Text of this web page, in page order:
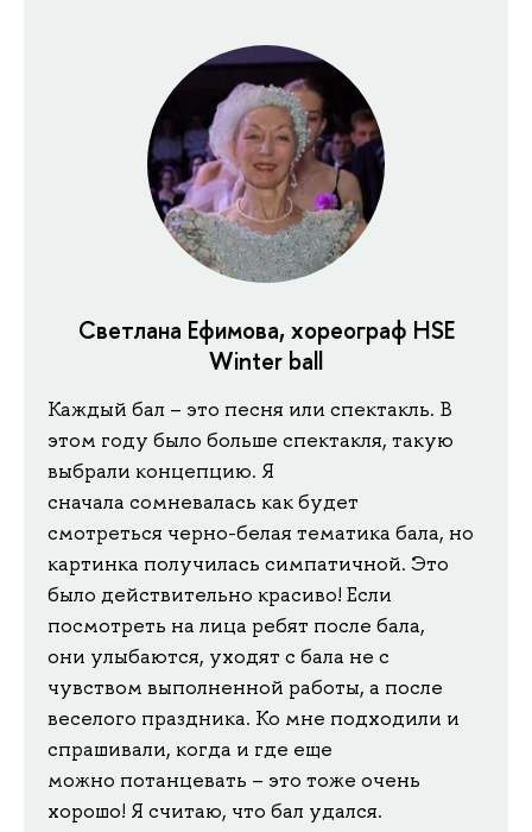
Светлана Ефимова, хореограф HSE
Winter ball
Каждый бал – это песня или спектакль. В
этом году было больше спектакля, такую
выбрали концепцию. Я
сначала сомневалась как будет
смотреться черно-белая тематика бала, но
картинка получилась симпатичной. Это
было действительно красиво! Если
посмотреть на лица ребят после бала,
они улыбаются, уходят с бала не с
чувством выполненной работы, а после
веселого праздника. Ко мне подходили и
спрашивали, когда и где еще
можно потанцевать – это тоже очень
хорошо! Я считаю, что бал удался.